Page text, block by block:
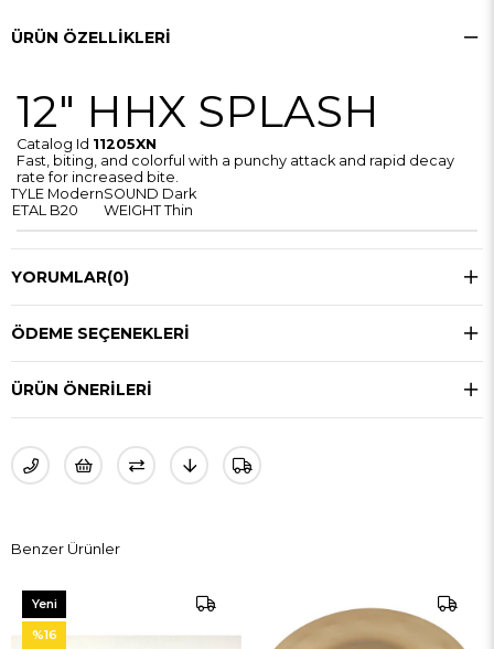
ÜRÜN ÖZELLIKLERI
12" HHX SPLASH
Catalog Id 11205XN
Fast, biting, and colorful with a punchy attack and rapid decay
rate for increased bite.
STYLE Modern
METAL B20
SOUND Dark
WEIGHTThin
YORUMLAR(0)
ÖDEME SEÇENEKLERI
ÜRÜN ÖNERILERI
Benzer Ürünler
Yeni
Ürün
%16